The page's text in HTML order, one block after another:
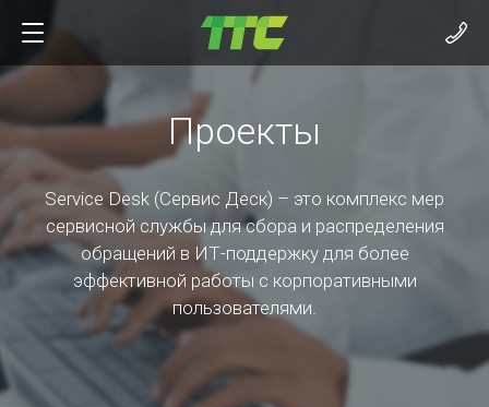
Проекты
Service Desk (Сервис Деск) – это комплекс мер
сервисной службы для сбора и распределения
обращений в ИТ-поддержку для более
эффективной работы с корпоративными
пользователями.